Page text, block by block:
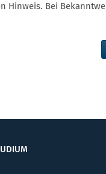
Hinweis. Bei